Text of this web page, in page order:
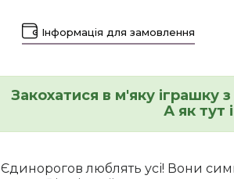
Інформація для замовлення
Закохатися в м'яку
А як тут
Єдинорогов люблять усі! Вони